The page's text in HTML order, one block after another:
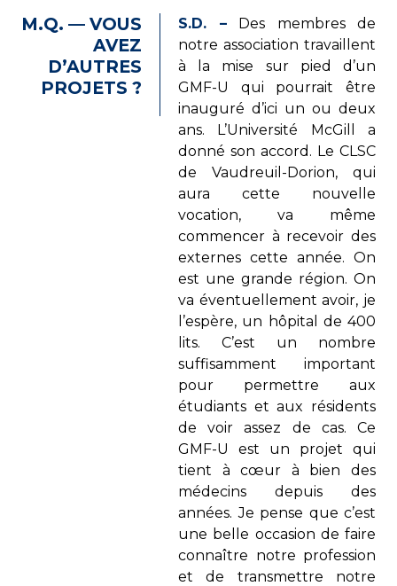
M.Q. — VOUS
AVEZ
D’AUTRES
PROJETS ?
S.D. –Des membres de
notre association travaillent
à la mise sur pied d’un
GMF-U qui pourrait être
inauguré d’ici un ou deux
ans. L’Université McGill a
donné son accord. Le CLSC
de Vaudreuil-Dorion, qui
aura cette nouvelle
vocation, va même
commencer à recevoir des
externes cette année. On
est une grande région. On
va éventuellement avoir, je
l’espère, un hôpital de 400
lits. C’est un nombre
suffisamment important
pour permettre aux
étudiants et aux résidents
de voir assez de cas. Ce
GMF-U est un projet qui
tient à cœur à bien des
médecins depuis des
années. Je pense que c’est
une belle occasion de faire
connaître notre profession
et de transmettre notre